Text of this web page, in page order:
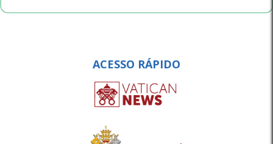
ACESSO RÁPIDO